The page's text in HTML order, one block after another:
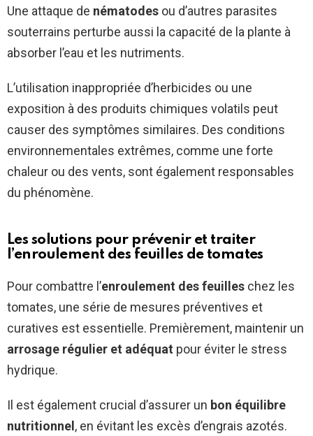
Une attaque de nématodes ou d’autres parasites
souterrains perturbe aussi la capacité de la plante à
absorber l’eau et les nutriments.
L’utilisation inappropriée d’herbicides ou une
exposition à des produits chimiques volatils peut
causer des symptômes similaires. Des conditions
environnementales extrêmes, comme une forte
chaleur ou des vents, sont également responsables
du phénomène.
Les solutions pour prévenir et traiter
l’enroulement des feuilles de tomates
Pour combattre l’enroulement des feuilles chez les
tomates, une série de mesures préventives et
curatives est essentielle. Premièrement, maintenir un
arrosage régulier et adéquat pour éviter le stress
hydrique.
Il est également crucial d’assurer un bon équilibre
nutritionnel , en évitant les excès d’engrais azotés.